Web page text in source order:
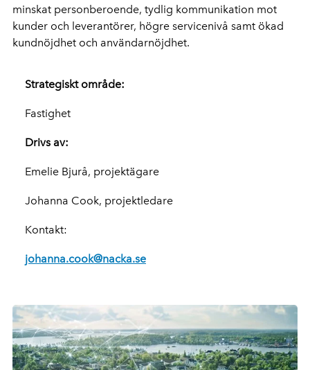
minskat personberoende, tydlig kommunikation mot
kunder och leverantörer, högre servicenivå samt ökad
kundnöjdhet och användarnöjdhet.
Strategiskt område:
Fastighet
Drivs av:
Emelie Bjurå, projektägare
Johanna Cook, projektledare
Kontakt:
johanna.cook@nacka.se